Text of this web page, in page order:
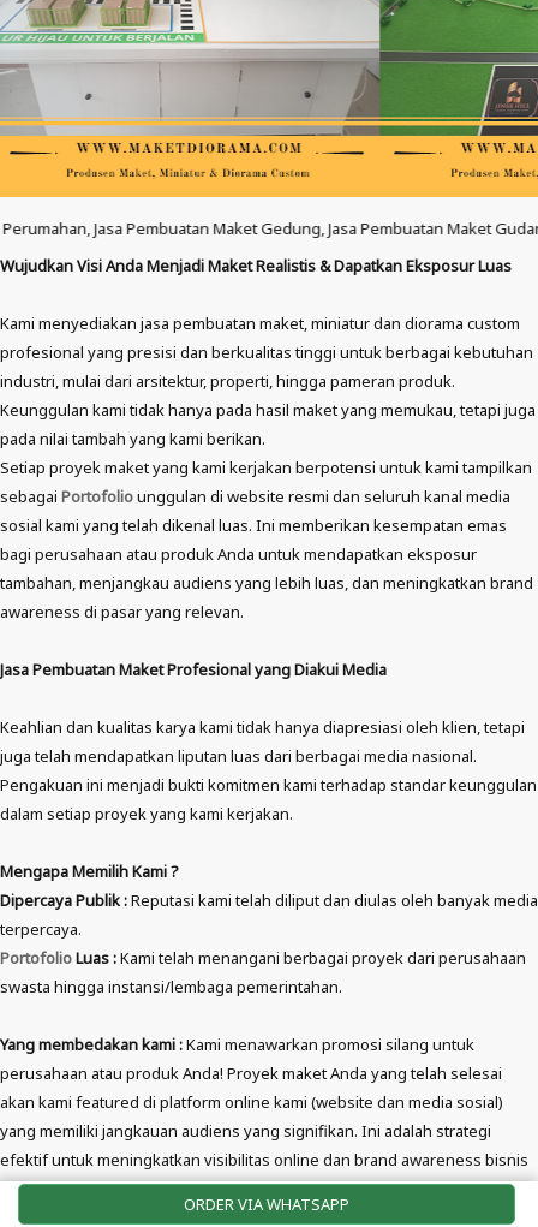
ORDER VIA WHATSAPP
Pembuatan Maket Gedung, Jasa Pembuatan Maket Gudang, Jasa
Wujudkan Visi Anda Menjadi Maket Realistis & Dapatkan Eksposur Luas
Kami menyediakan jasa pembuatan maket, miniatur dan diorama custom
profesional yang presisi dan berkualitas tinggi untuk berbagai kebutuhan
industri, mulai dari arsitektur, properti, hingga pameran produk.
Keunggulan kami tidak hanya pada hasil maket yang memukau, tetapi juga
pada nilai tambah yang kami berikan.
Setiap proyek maket yang kami kerjakan berpotensi untuk kami tampilkan
sebagai Portofoliounggulan di website resmi dan seluruh kanal media
sosial kami yang telah dikenal luas. Ini memberikan kesempatan emas
bagi perusahaan atau produk Anda untuk mendapatkan eksposur
tambahan, menjangkau audiens yang lebih luas, dan meningkatkan brand
awareness di pasar yang relevan.
Jasa Pembuatan Maket Profesional yang Diakui Media
Keahlian dan kualitas karya kami tidak hanya diapresiasi oleh klien, tetapi
juga telah mendapatkan liputan luas dari berbagai media nasional.
Pengakuan ini menjadi bukti komitmen kami terhadap standar keunggulan
dalam setiap proyek yang kami kerjakan.
Mengapa Memilih Kami ?
Dipercaya Publik :Reputasi kami telah diliput dan diulas oleh banyak media
terpercaya.
PortofolioLuas :Kami telah menangani berbagai proyek dari perusahaan
swasta hingga instansi/lembaga pemerintahan.
Yang membedakan kami :Kami menawarkan promosi silang untuk
perusahaan atau produk Anda! Proyek maket Anda yang telah selesai
akan kami featured di platform online kami (website dan media sosial)
yang memiliki jangkauan audiens yang signifikan. Ini adalah strategi
efektif untuk meningkatkan visibilitas online dan brand awareness bisnis
Anda secara cuma-cuma.